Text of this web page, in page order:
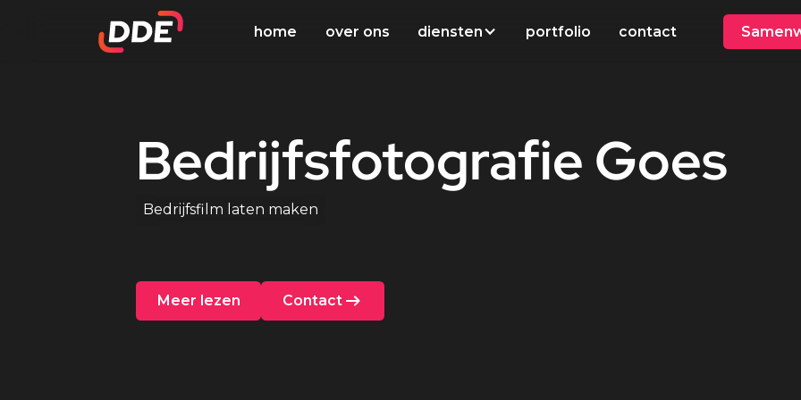
home over ons diensten portfolio contact
Bedrijfsfotografie Goes
Bedrijfsfilm laten maken
Meer lezen Contact